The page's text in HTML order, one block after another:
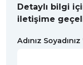
Detaylı bilgi
iletişime
Adınız Soyadınız